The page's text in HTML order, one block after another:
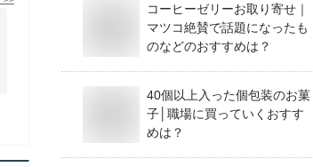
コーヒーゼリーお取り寄せ｜
マツコ絶賛で話題になったも
のなどのおすすめは？
40個以上入った個包装のお菓
子│職場に買っていくおすす
めは？